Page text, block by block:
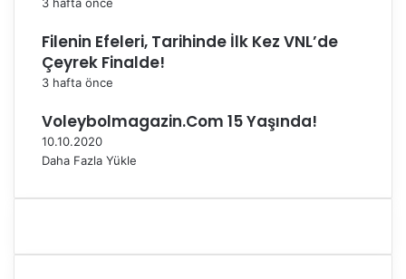
Filenin Efeleri, Tarihinde İlk Kez VNL’de
Çeyrek Finalde!
3 hafta önce
Voleybolmagazin.Com 15 Yaşında!
10.10.2020
Daha Fazla Yükle